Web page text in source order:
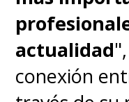
actualidad
conexión